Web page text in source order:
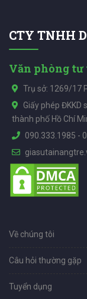
CTY TNHH
Văn phòng
Trụ sở: 1269/17
Giấy phép ĐKKD
thành phố Hồ Chí
090.333.1985 -
Về chúng tôi
Câu hỏi thường gặp
Tuyển dụng